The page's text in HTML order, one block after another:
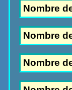
Nombre
Nombre
Nombre